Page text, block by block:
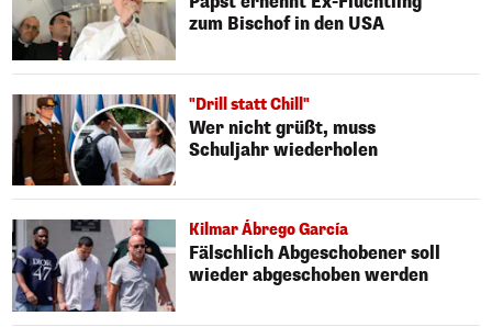
zum Bischof in den USA
"Drill statt Chill"
Wer nicht grüßt, muss
Schuljahr wiederholen
Kilmar Ábrego García
Fälschlich Abgeschobener soll
wieder abgeschoben werden